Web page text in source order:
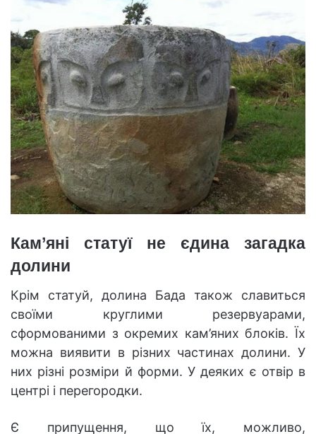
Кам’яні статуї не єдина загадка
долини
Крім статуй, долина Бада також славиться
своїми круглими резервуарами,
сформованими з окремих кам’яних блоків. Їх
можна виявити в різних частинах долини. У
них різні розміри й форми. У деяких є отвір в
центрі і перегородки.
Є припущення, що їх, можливо,